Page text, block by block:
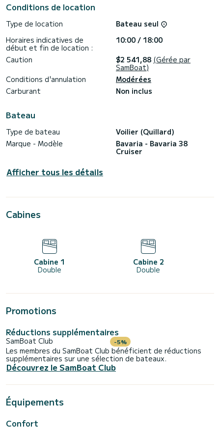
Conditions de location
Type de location
Bateau seul
Horaires indicatives de
début et fin de location :
10:00 / 18:00
Caution
$2 541,88 (Gérée par
SamBoat)
Conditions d'annulation
Modérées
Carburant
Non inclus
Bateau
Type de bateau
Voilier (Quillard)
Marque - Modèle
Bavaria - Bavaria 38
Cruiser
Afficher tous les détails
Cabines
Cabine 1
Double
Cabine 2
Double
Promotions
Réductions supplémentaires
SamBoat Club -5%
Les membres du SamBoat Club bénéficient de réductions
supplémentaires sur une sélection de bateaux.
Découvrez le SamBoat Club
Équipements
Confort